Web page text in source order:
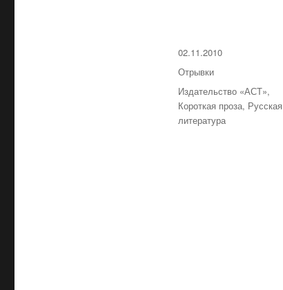
Опубликовано
02.11.2010
Рубрики
Отрывки
Метки
Издательство «АСТ»,
Короткая проза, Русская
литература